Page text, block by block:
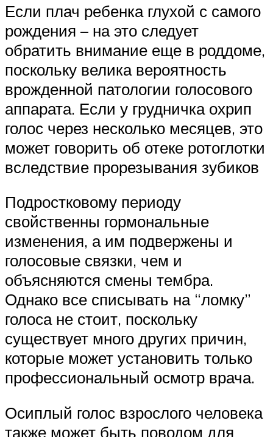
Если плач ребенка глухой с самого
рождения – на это следует
обратить внимание еще в роддоме,
поскольку велика вероятность
врожденной патологии голосового
аппарата. Если у грудничка охрип
голос через несколько месяцев, это
может говорить об отеке ротоглотки
вследствие прорезывания зубиков
Подростковому периоду
свойственны гормональные
изменения, а им подвержены и
голосовые связки, чем и
объясняются смены тембра.
Однако все списывать на “ломку”
голоса не стоит, поскольку
существует много других причин,
которые может установить только
профессиональный осмотр врача.
Осиплый голос взрослого человека
также может быть поводом для